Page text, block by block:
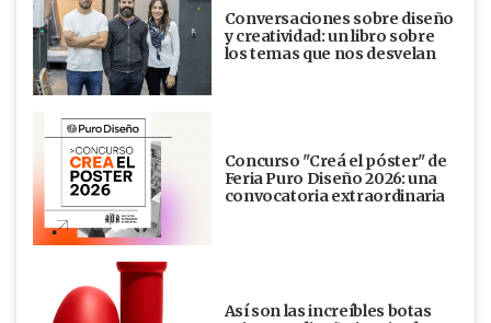
Conversaciones sobre diseño
y creatividad: un libro sobre
los temas que nos desvelan
Concurso "Creá el póster" de
Feria Puro Diseño 2026: una
convocatoria extraordinaria
Así son las increíbles botas